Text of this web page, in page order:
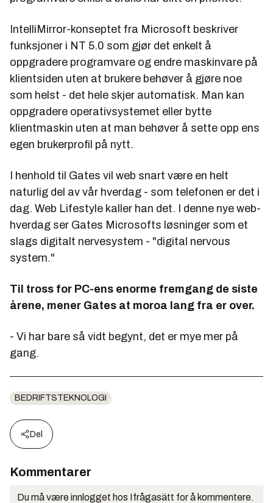
IntelliMirror-konseptet fra Microsoft beskriver
funksjoner i NT 5.0 som gjør det enkelt å
oppgradere programvare og endre maskinvare på
klientsiden uten at brukere behøver å gjøre noe
som helst - det hele skjer automatisk. Man kan
oppgradere operativsystemet eller bytte
klientmaskin uten at man behøver å sette opp ens
egen brukerprofil på nytt.
I henhold til Gates vil web snart være en helt
naturlig del av vår hverdag - som telefonen er det i
dag. Web Lifestyle kaller han det. I denne nye web-
hverdag ser Gates Microsofts løsninger som et
slags digitalt nervesystem - "digital nervous
system."
Til tross for PC-ens enorme fremgang de siste
årene, mener Gates at moroa lang fra er over.
- Vi har bare så vidt begynt, det er mye mer på
gang.
BEDRIFTSTEKNOLOGI
Del
Kommentarer
Du må være innlogget hos Ifrågasätt for å kommentere.